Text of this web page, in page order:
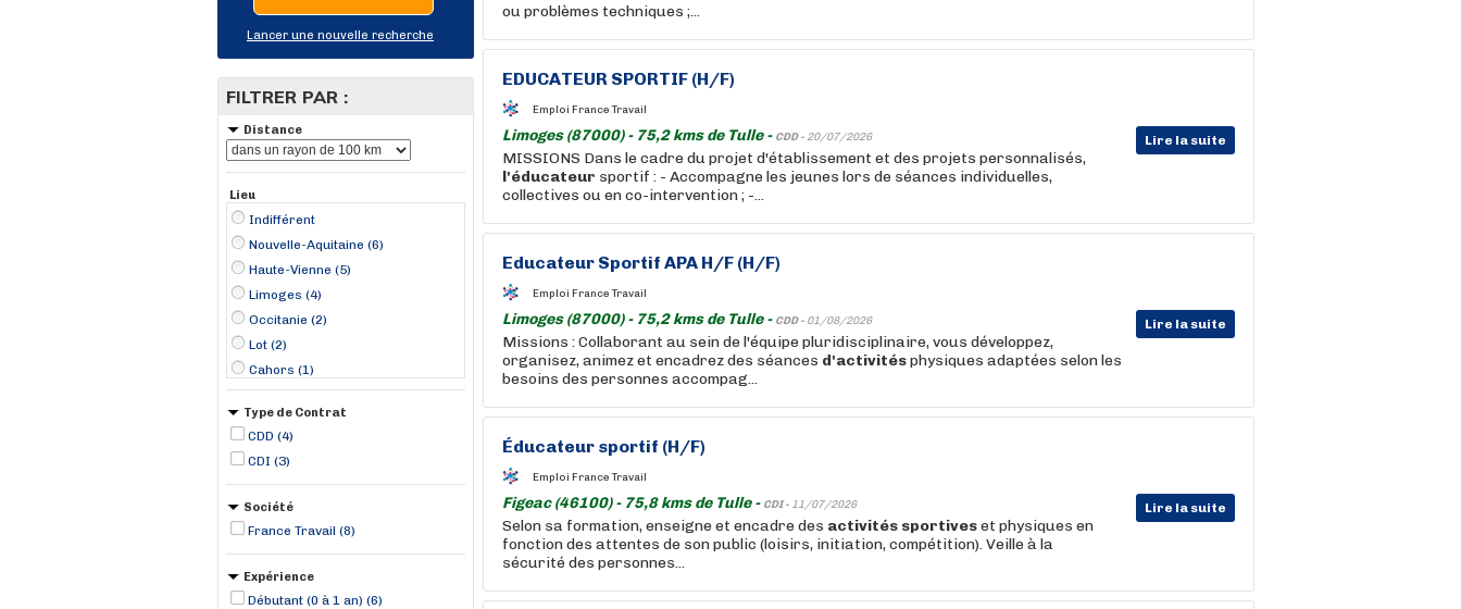
Lancer une nouvelle recherche
FILTRER PAR :
Distance
Lieu
Indifférent
Nouvelle-Aquitaine (6)
Haute-Vienne (5)
Limoges (4)
Occitanie (2)
Lot (2)
Cahors (1)
Figeac (1)
Périgueux (1)
Saint-Yrieix-la-Perche (1)
Type de Contrat
CDD (4)
CDI (3)
Société
France Travail (8)
Expérience
Débutant (0 à 1 an) (6)
ou problèmes techniques ;...
EDUCATEUR SPORTIF (H/F)
Emploi France Travail
Limoges (87000) - 75,2 kms de Tulle - CDD - 20/07/2026 Lire la suite
MISSIONS Dans le cadre du projet d'établissement et des projets personnalisés,
l'éducateur sportif : - Accompagne les jeunes lors de séances individuelles,
collectives ou en co-intervention ; -...
Educateur Sportif APA H/F (H/F)
Emploi France Travail
Limoges (87000) - 75,2 kms de Tulle - CDD - 01/08/2026 Lire la suite
Missions : Collaborant au sein de l'équipe pluridisciplinaire, vous développez,
organisez, animez et encadrez des séances d'activitésphysiques adaptées selon les
besoins des personnes accompag...
Éducateur sportif (H/F)
Emploi France Travail
Figeac (46100) - 75,8 kms de Tulle - CDI - 11/07/2026 Lire la suite
Selon sa formation, enseigne et encadre des activités sportiveset physiques en
fonction des attentes de son public (loisirs, initiation, compétition). Veille à la
sécurité des personnes...